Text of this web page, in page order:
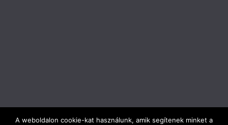
A weboldalon cookie-kat használunk, amik segítenek minket a